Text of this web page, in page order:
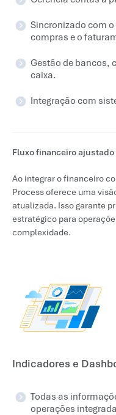
Sincronizado com
compras e o
Gestão de bancos,
caixa.
Integração com
Fluxo financeiro
Ao integrar o financeiro
Process oferece uma
atualizada. Isso garante
estratégico para
complexidade.
Indicadores e
Todas as
operações